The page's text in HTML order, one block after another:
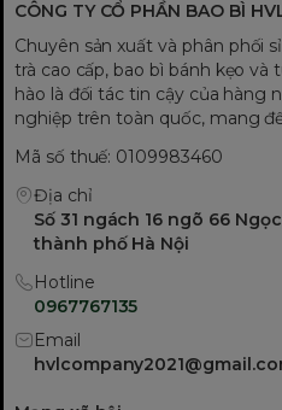
CÔNG TY CỔ PHẦN BAO BÌ
Chuyên sản xuất và phân phối
trà cao cấp, bao bì bánh kẹo
hào là đối tác tin cậy của hàng
nghiệp trên toàn quốc, mang
Mã số thuế: 0109983460
Địa chỉ
Số 31 ngách 16 ngõ 66
thành phố Hà Nội
Hotline
0967767135
Email